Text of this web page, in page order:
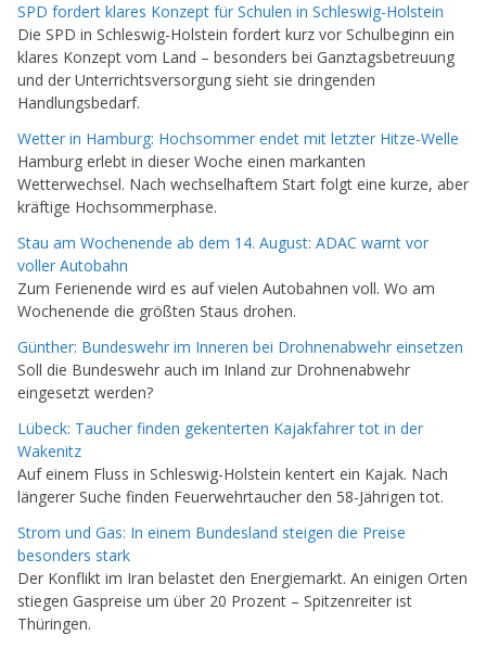
SPD fordert klares Konzept für Schulen in Schleswig-Holstein
Die SPD in Schleswig-Holstein fordert kurz vor Schulbeginn ein
klares Konzept vom Land – besonders bei Ganztagsbetreuung
und der Unterrichtsversorgung sieht sie dringenden
Handlungsbedarf.
Wetter in Hamburg: Hochsommer endet mit letzter Hitze-Welle
Hamburg erlebt in dieser Woche einen markanten
Wetterwechsel. Nach wechselhaftem Start folgt eine kurze, aber
kräftige Hochsommerphase.
Stau am Wochenende ab dem 14. August: ADAC warnt vor
voller Autobahn
Zum Ferienende wird es auf vielen Autobahnen voll. Wo am
Wochenende die größten Staus drohen.
Günther: Bundeswehr im Inneren bei Drohnenabwehr einsetzen
Soll die Bundeswehr auch im Inland zur Drohnenabwehr
eingesetzt werden?
Lübeck: Taucher finden gekenterten Kajakfahrer tot in der
Wakenitz
Auf einem Fluss in Schleswig-Holstein kentert ein Kajak. Nach
längerer Suche finden Feuerwehrtaucher den 58-Jährigen tot.
Strom und Gas: In einem Bundesland steigen die Preise
besonders stark
Der Konflikt im Iran belastet den Energiemarkt. An einigen Orten
stiegen Gaspreise um über 20 Prozent – Spitzenreiter ist
Thüringen.